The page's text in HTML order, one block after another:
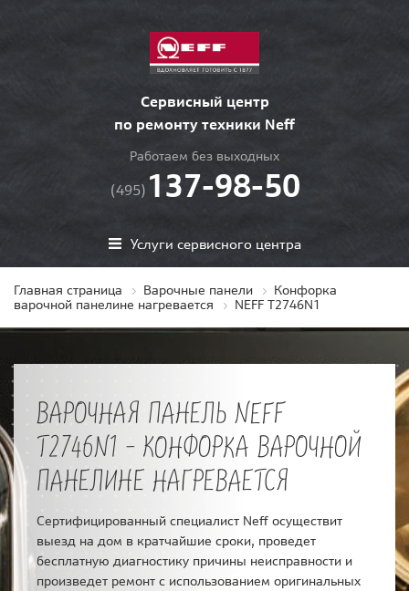
Сервисный центр
по ремонту техники Neff
Работаем без выходных
(495) 137-98-50
Услуги сервисного центра
Главная страница Варочные панели
Конфорка
варочной панелине нагревается
NEFF T2746N1
ВАРОЧНАЯ ПАНЕЛЬ NEFF
T2746N1 - КОНФОРКА ВАРОЧНОЙ
ПАНЕЛИНЕ НАГРЕВАЕТСЯ
Сертифицированный специалист Neff осуществит
выезд на дом в кратчайшие сроки, проведет
бесплатную диагностику причины неисправности и
произведет ремонт с использованием оригинальных